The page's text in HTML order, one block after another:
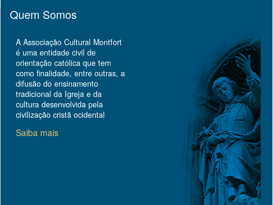
Quem Somos
A Associação Cultural Montfort
é uma entidade civil de
orientação católica que tem
como finalidade, entre outras, a
difusão do ensinamento
tradicional da Igreja e da
cultura desenvolvida pela
civilização cristã ocidental
Saiba mais